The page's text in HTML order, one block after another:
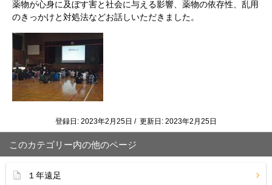
薬物が心身に及ぼす害と社会に与える影響、薬物の依存性、乱用
のきっかけと対処法などお話しいただきました。
登録日: 2023年2月25日 / 更新日: 2023年2月25日
このカテゴリー内の他のページ
１年遠足